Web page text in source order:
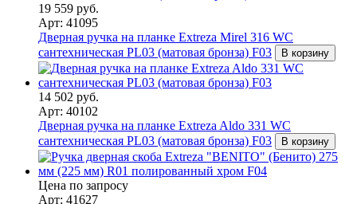
19 559 руб.
Арт: 41095
Дверная ручка на планке Extreza Mirel 316 WC
сантехническая PL03 (матовая бронза) F03
В корзину
14 502 руб.
Арт: 40102
Дверная ручка на планке Extreza Aldo 331 WC
сантехническая PL03 (матовая бронза) F03
В корзину
Цена по запросу
Арт: 41627